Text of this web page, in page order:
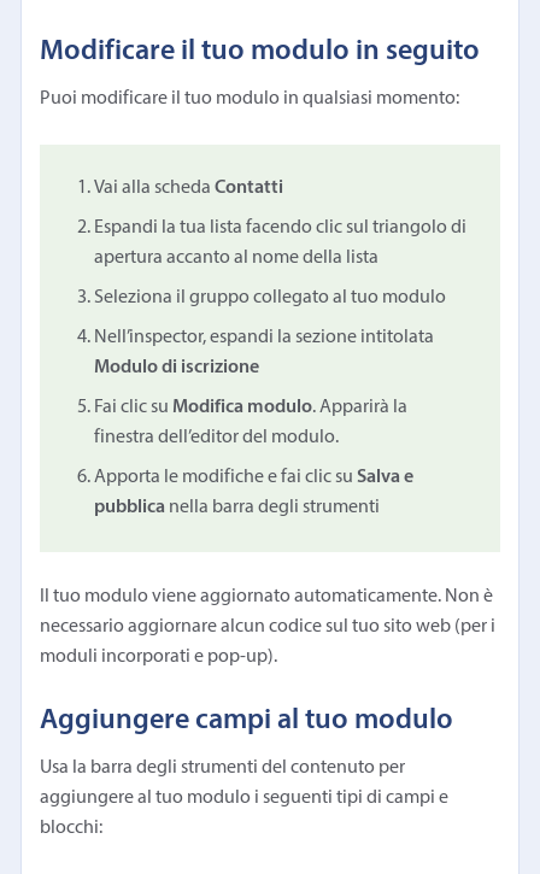
Modificare il tuo modulo in seguito
Puoi modificare il tuo modulo in qualsiasi momento:
Vai alla schedaContatti
Espandi la tua lista facendo clic sul triangolo di
apertura accanto al nome della lista
Seleziona il gruppo collegato al tuo modulo
Nell’inspector, espandi la sezione intitolata
Modulo di iscrizione
Fai clic su Modifica modulo. Apparirà la
finestra dell’editor del modulo.
Apporta le modifiche e fai clic su Salva e
pubblica nella barra degli strumenti
Il tuo modulo viene aggiornato automaticamente. Non è
necessario aggiornare alcun codice sul tuo sito web (per i
moduli incorporati e pop-up).
Aggiungere campi al tuo modulo
Usa la barra degli strumenti del contenuto per
aggiungere al tuo modulo i seguenti tipi di campi e
blocchi: